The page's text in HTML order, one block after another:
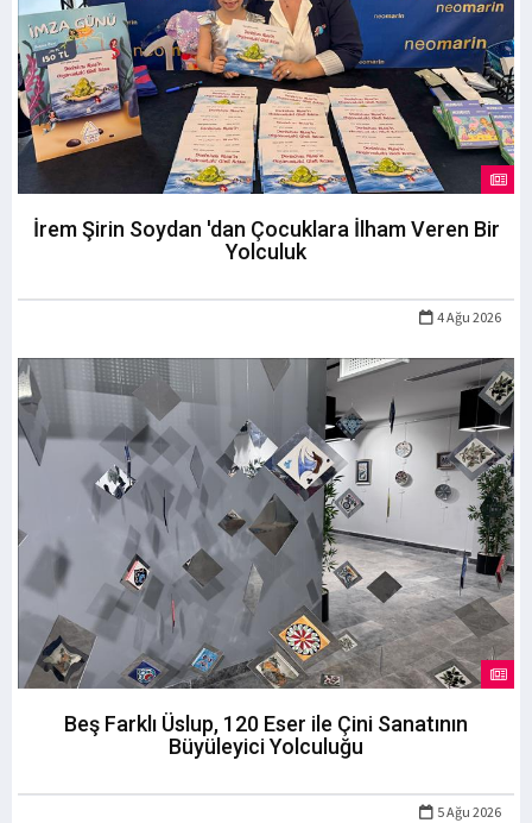
İrem Şirin Soydan 'dan Çocuklara İlham Veren Bir
Yolculuk
4 Ağu 2026
Beş Farklı Üslup, 120 Eser ile Çini Sanatının
Büyüleyici Yolculuğu
5 Ağu 2026